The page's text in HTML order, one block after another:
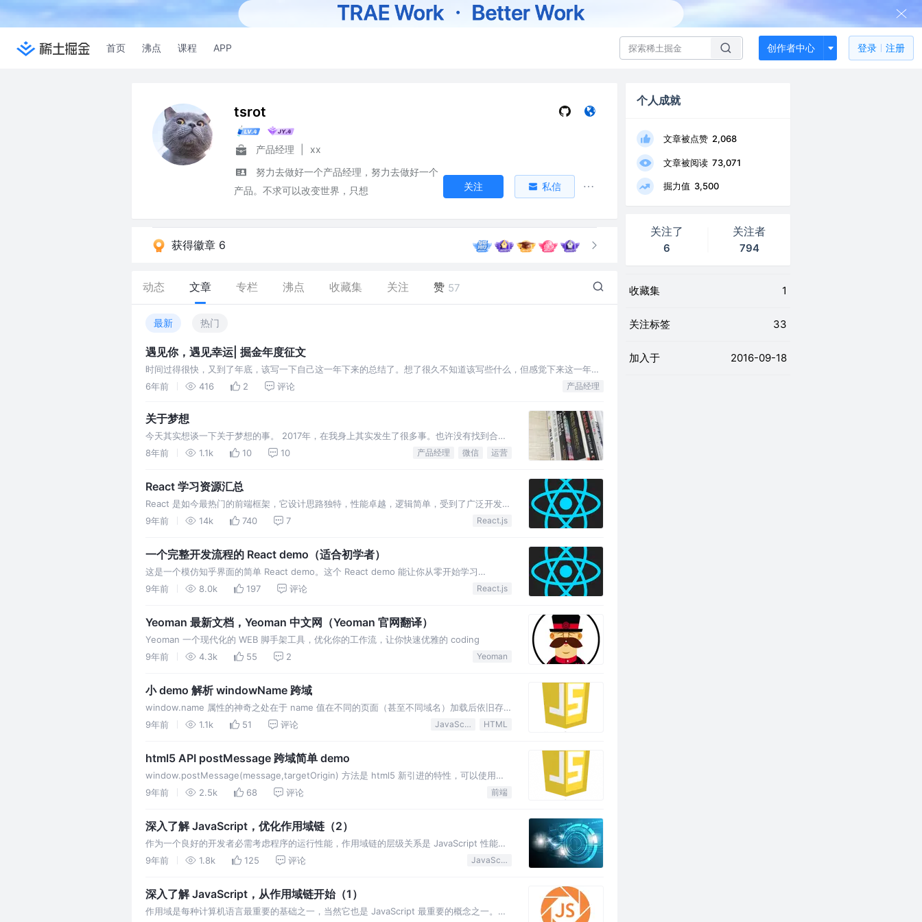
首页 沸点 课程 APP 创作者中心 登录 注册
tsrot
产品经理
xx
努力去做好一个产品经理，努力去做好一个
产品。不求可以改变世界，只想
关注 私信
获得徽章 6
动态 文章 专栏 沸点 收藏集 关注 赞 57
最新 热门
遇见你，遇见幸运| 掘金年度征文
时间过得很快，又到了年底，该写一下自己这一年下来的总结了。想了很久不知道该写些什么，但感觉下来这一年还
是比较充实的，也收获比较多。 关于工作的思考，2019年我开始慢慢的坚定去走这一条路。从技术岗位转向产品岗
6年前 416 2 评论 产品经理
关于梦想
今天其实想谈一下关于梦想的事。 2017年，在我身上其实发生了很多事。也许没有找到合适
且懂你的人，很多事都宁愿埋在自己的心里，也不愿和别人分享。 2017年前，我一直以为我
当初的梦想。可是人生的轨…
8年前 1.1k 10 10 产品经理 微信 运营
React 学习资源汇总
React 是如今最热门的前端框架，它设计思路独特，性能卓越，逻辑简单，受到了广泛开发者
的喜爱。一旦接触她，你就会被她深深吸引。 我断断续续的学了将近两个月，今天终于有时
9年前 14k 740 7 React.js
一个完整开发流程的 React demo（适合初学者）
这是一个模仿知乎界面的简单 React demo。这个 React demo 能让你从零开始学习
React，并逐渐掌握 React。它包括了一个项目从零到项目完成的整个过程。
9年前 8.0k 197 评论 React.js
Yeoman 最新文档，Yeoman 中文网（Yeoman 官网翻译）
Yeoman 一个现代化的 WEB 脚手架工具，优化你的工作流，让你快速优雅的 coding
9年前
4.3k 55 2 Yeoman
小 demo 解析 windowName 跨域
window.name 属性的神奇之处在于 name 值在不同的页面（甚至不同域名）加载后依旧存
在（如果没修改则值不会变化），并且可以支持非常长的 name 值（2MB）。并且
9年前 1.1k 51 评论 JavaScript HTML
html5 API postMessage 跨域简单 demo
window.postMessage(message,targetOrigin) 方法是 html5 新引进的特性，可以使用它
来向其它的 window 对象发送消息，无论这个 window 对象是属于同源或不同源，目前
9年前 2.5k 68 评论 前端
深入了解 JavaScript，优化作用域链（2）
作为一个良好的开发者必需考虑程序的运行性能，作用域链的层级关系是 JavaScript 性能优
化的一个重要部分。因为这关系到变量在内存里的读写速度。
9年前 1.8k 125 评论 JavaScript
深入了解 JavaScript，从作用域链开始（1）
作用域是每种计算机语言最重要的基础之一，当然它也是 JavaScript 最重要的概念之一。要
个人成就
文章被点赞 2,068
文章被阅读 73,071
掘力值 3,500
关注了
6
关注者
794
收藏集 1
关注标签 33
加入于 2016-09-18